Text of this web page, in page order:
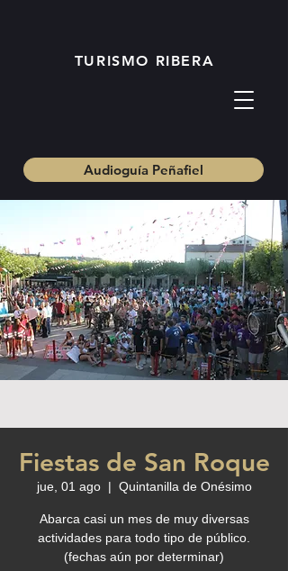
TURISMO RIBERA
Audioguía Peñafiel
Fiestas de San Roque
jue, 01 ago
  |
Quintanilla de Onésimo
Abarca casi un mes de muy diversas
actividades para todo tipo de público.
(fechas aún por determinar)